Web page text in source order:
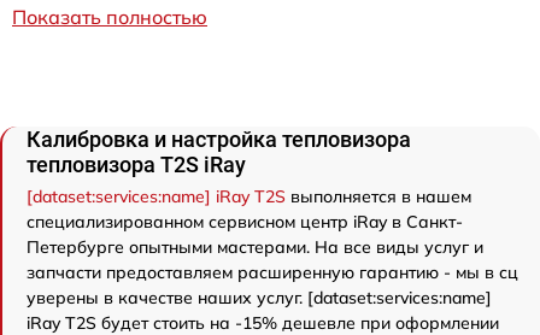
Показать полностью
Калибровка и настройка тепловизора
тепловизора T2S iRay
[dataset:services:name] iRay T2S выполняется в нашем
специализированном сервисном центр iRay в Санкт-
Петербурге опытными мастерами. На все виды услуг и
запчасти предоставляем расширенную гарантию - мы в сц
уверены в качестве наших услуг. [dataset:services:name]
iRay T2S будет стоить на -15% дешевле при оформлении